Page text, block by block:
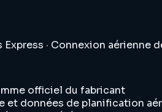
Express · Connexion aérienne
officiel du fabricant
et données de planification